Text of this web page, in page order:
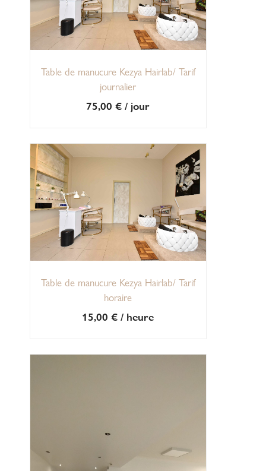
Table de manucure Kezya Hairlab/ Tarif
journalier
75,00€ / jour
Table de manucure Kezya Hairlab/ Tarif
horaire
15,00€ / heure